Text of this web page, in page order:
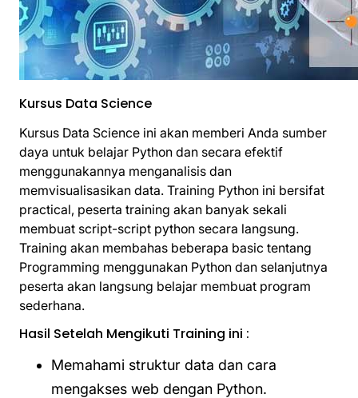
Kursus Data Science
Kursus Data Science ini akan memberi Anda sumber
daya untuk belajar Python dan secara efektif
menggunakannya menganalisis dan
memvisualisasikan data. Training Python ini bersifat
practical, peserta training akan banyak sekali
membuat script-script python secara langsung.
Training akan membahas beberapa basic tentang
Programming menggunakan Python dan selanjutnya
peserta akan langsung belajar membuat program
sederhana.
Hasil Setelah Mengikuti Training ini :
Memahami struktur data dan cara
mengakses web dengan Python.